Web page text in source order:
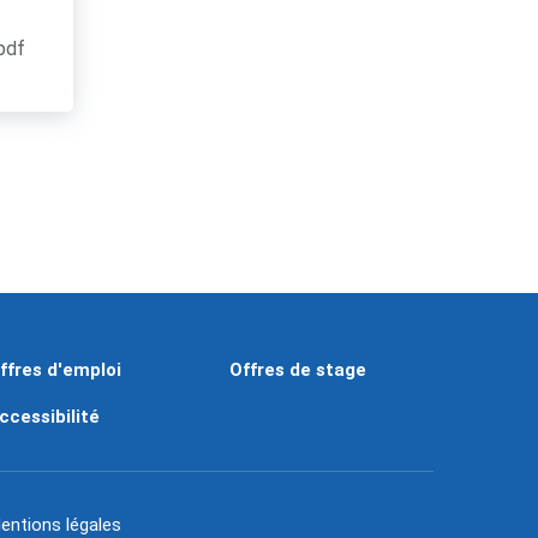
d'emploi Offres de stage
légales